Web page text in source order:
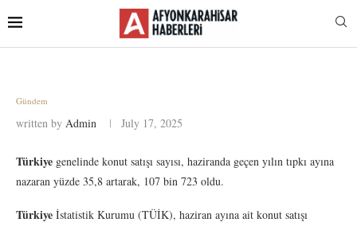
Gündem
written by Admin July 17, 2025
Türkiye genelinde konut satışı sayısı, haziranda geçen yılın tıpkı ayına
nazaran yüzde 35,8 artarak, 107 bin 723 oldu.
Türkiye İstatistik Kurumu (TÜİK), haziran ayına ait konut satışı